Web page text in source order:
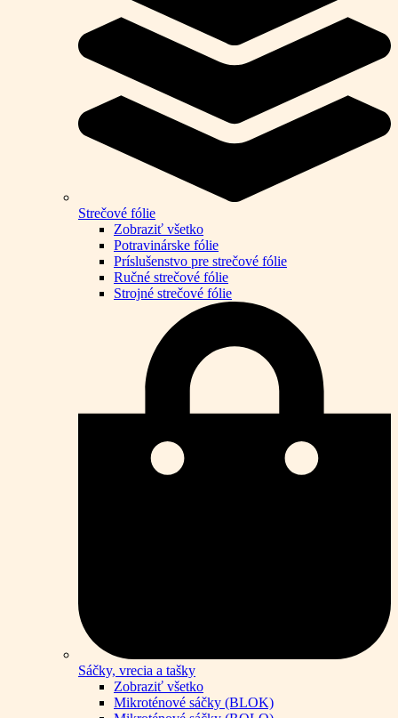
Strečové fólie
Zobraziť všetko
Potravinárske fólie
Príslušenstvo pre strečové fólie
Ručné strečové fólie
Strojné strečové fólie
Sáčky, vrecia a tašky
Zobraziť všetko
Mikroténové sáčky (BLOK)